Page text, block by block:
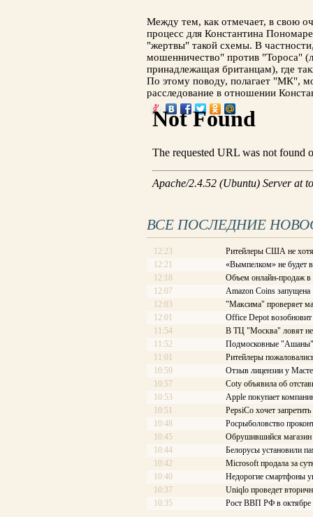
Между тем, как отмечает, в свою
процесс для Константина
"жертвы" такой схемы. В
мошенничество" против "Тороса"
принадлежащая британцам), где
По этому поводу, полагает "МК",
расследование в отношении
ВСЕ ПОСЛЕДНИЕ
12:23
Ритейлеры США не
12:21
«Вымпелком» не будет
12:18
Объем онлайн-продаж
12:07
Amazon Coins запущена
12:03
"Максима" проверяет
12:01
Office Depot
11:54
В ТЦ "Москва" ловят
11:52
Подмосковные "Ашаны"
11:01
Ритейлеры
10:59
Отзыв лицензии у
10:57
Coty объявила об
10:53
Apple покупает
10:51
PepsiCo хочет
10:48
Росрыболовство
10:45
Обрушившийся магазин
10:44
Белорусы установили
10:42
Microsoft продала за
10:40
Недорогие смартфоны
10:37
Uniqlo проведет
10:35
Рост ВВП РФ в октябре